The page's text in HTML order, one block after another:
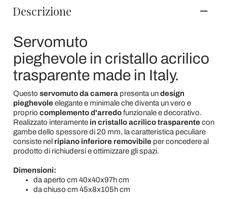
Descrizione
Servomuto
pieghevole in cristallo acrilico
trasparente made in Italy.
Questo servomuto da camera presenta undesign
pieghevoleelegante e minimale che diventa un vero e
proprio complemento d'arredofunzionale e decorativo.
Realizzato interamente in cristallo acrilico trasparentecon
gambe dello spessore di 20 mm, la caratteristica peculiare
consiste nel ripiano inferiore removibile per concedere al
prodotto di richiudersi e ottimizzare gli spazi.
Dimensioni:
da aperto cm 40x40x97h cm
da chiuso cm 45x8x105h cm